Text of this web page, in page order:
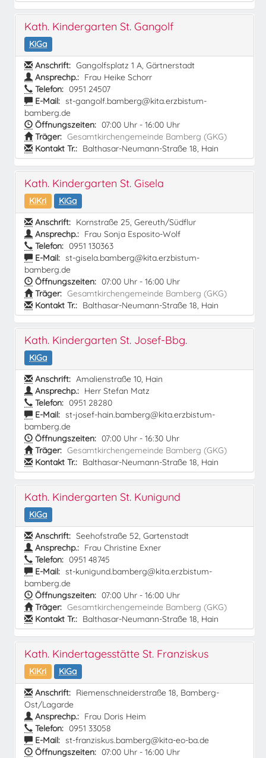
Kath. Kindergarten St. Gangolf
KiGa
Anschrift: Gangolfsplatz 1 A, Gärtnerstadt
Ansprechp.: Frau Heike Schorr
Telefon: 0951 24507
E-Mail: st-gangolf.bamberg@kita.erzbistum-
bamberg.de
Öffnungszeiten: 07:00 Uhr - 16:00 Uhr
Träger: Gesamtkirchengemeinde Bamberg (GKG)
Kontakt Tr.: Balthasar-Neumann-Straße 18, Hain
Kath. Kindergarten St. Gisela
KiKri
KiGa
Anschrift: Kornstraße 25, Gereuth/Südflur
Ansprechp.: Frau Sonja Esposito-Wolf
Telefon: 0951 130363
E-Mail: st-gisela.bamberg@kita.erzbistum-
bamberg.de
Öffnungszeiten: 07:00 Uhr - 16:00 Uhr
Träger: Gesamtkirchengemeinde Bamberg (GKG)
Kontakt Tr.: Balthasar-Neumann-Straße 18, Hain
Kath. Kindergarten St. Josef-Bbg.
KiGa
Anschrift: Amalienstraße 10, Hain
Ansprechp.: Herr Stefan Matz
Telefon: 0951 28280
E-Mail: st-josef-hain.bamberg@kita.erzbistum-
bamberg.de
Öffnungszeiten: 07:00 Uhr - 16:30 Uhr
Träger: Gesamtkirchengemeinde Bamberg (GKG)
Kontakt Tr.: Balthasar-Neumann-Straße 18, Hain
Kath. Kindergarten St. Kunigund
KiGa
Anschrift: Seehofstraße 52, Gartenstadt
Ansprechp.: Frau Christine Exner
Telefon: 0951 48745
E-Mail: st-kunigund.bamberg@kita.erzbistum-
bamberg.de
Öffnungszeiten: 07:00 Uhr - 16:00 Uhr
Träger: Gesamtkirchengemeinde Bamberg (GKG)
Kontakt Tr.: Balthasar-Neumann-Straße 18, Hain
Kath. Kindertagesstätte St. Franziskus
KiKri
KiGa
Anschrift: Riemenschneiderstraße 18, Bamberg-
Ost/Lagarde
Ansprechp.: Frau Doris Heim
Telefon: 0951 33058
E-Mail: st-franziskus.bamberg@kita-eo-ba.de
Öffnungszeiten: 07:00 Uhr - 16:00 Uhr